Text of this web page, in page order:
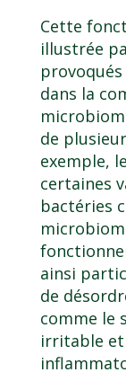
Cette
illustrée
dans la
de
exemple,
certaines
bactéries
ainsi
de
comme le
irritable et